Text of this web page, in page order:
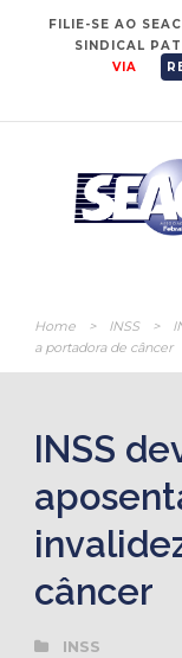
FILIE-SE AO
SINDICAL
VIA
Home > INSS >
a portadora de câncer
INSS
câncer
INSS